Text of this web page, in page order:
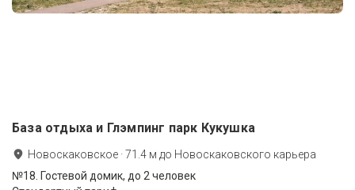
База отдыха и Глэмпинг парк Кукушка
Новоскаковское ·71.4 м до Новоскаковского карьера
№18. Гостевой домик, до 2 человек